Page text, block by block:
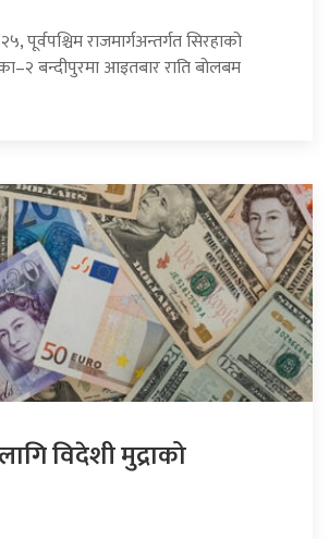
पूर्वपश्चिम राजमार्गअन्तर्गत सिरहाको
बन्दीपुरमा आइतबार राति बोलबम
विदेशी मुद्राको